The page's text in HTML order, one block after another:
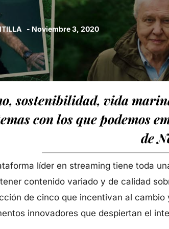
- Noviembre 3, 2020
sostenibilidad, vida
con los que podemos
de
líder en streaming tiene toda
contenido variado y de calidad
de cinco que incentivan al
innovadores que despiertan el